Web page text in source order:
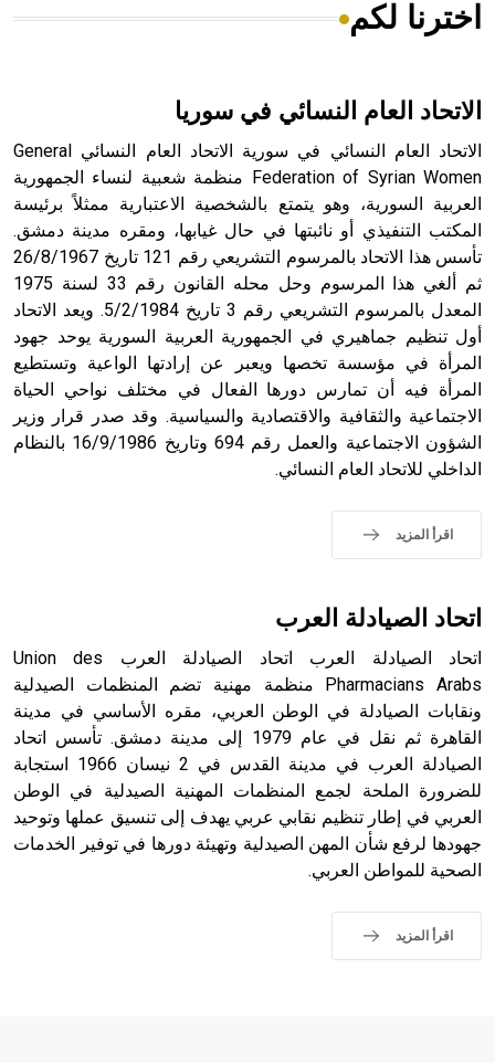
هل تعلم أن الأبسيد كلمة فرنسية اللفظ تم اعتمادها مصطلحاً
- هل تعلم أن أبجر Abgar اسم معروف جيداً يعود إلى عدد من
الملوك الذين حكموا مدينة إديسا (الرها) من أبجر الأول وحتى
التاسع، وهم ينتسبون إلى أسرة أوسروين
- هل تعلم أن الأبجدية الكنعانية تتألف من /22/ علامة كتابية
sign تكتب منفصلة غير متصلة، وتعتمد المبدأ الأكوروفوني،
حيث تقتصر القيمة الصوتية للعلامة الك
اخترنا لكم
الاتحاد العام النسائي في سوريا
الاتحاد العام النسائي في سورية الاتحاد العام النسائي General
Federation of Syrian Women منظمة شعبية لنساء الجمهورية
العربية السورية، وهو يتمتع بالشخصية الاعتبارية ممثلاً برئيسة
المكتب التنفيذي أو نائبتها في حال غيابها، ومقره مدينة دمشق.
تأسس هذا الاتحاد بالمرسوم التشريعي رقم 121 تاريخ 26/8/1967
ثم ألغي هذا المرسوم وحل محله القانون رقم 33 لسنة 1975
المعدل بالمرسوم التشريعي رقم 3 تاريخ 5/2/1984. ويعد الاتحاد
أول تنظيم جماهيري في الجمهورية العربية السورية يوحد جهود
المرأة في مؤسسة تخصها ويعبر عن إرادتها الواعية وتستطيع
المرأة فيه أن تمارس دورها الفعال في مختلف نواحي الحياة
الاجتماعية والثقافية والاقتصادية والسياسية. وقد صدر قرار وزير
الشؤون الاجتماعية والعمل رقم 694 وتاريخ 16/9/1986 بالنظام
الداخلي للاتحاد العام النسائي.
اقرأ المزيد
اتحاد الصيادلة العرب
اتحاد الصيادلة العرب اتحاد الصيادلة العرب Union des
Pharmacians Arabs منظمة مهنية تضم المنظمات الصيدلية
ونقابات الصيادلة في الوطن العربي، مقره الأساسي في مدينة
القاهرة ثم نقل في عام 1979 إلى مدينة دمشق. تأسس اتحاد
الصيادلة العرب في مدينة القدس في 2 نيسان 1966 استجابة
للضرورة الملحة لجمع المنظمات المهنية الصيدلية في الوطن
العربي في إطار تنظيم نقابي عربي يهدف إلى تنسيق عملها وتوحيد
جهودها لرفع شأن المهن الصيدلية وتهيئة دورها في توفير الخدمات
الصحية للمواطن العربي.
اقرأ المزيد